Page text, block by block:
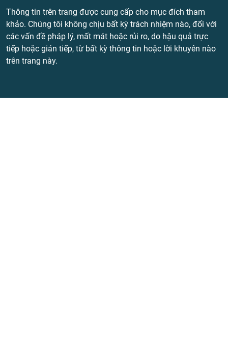
Thông tin trên trang được cung cấp cho mục đích tham
khảo. Chúng tôi không chịu bất kỳ trách nhiệm nào, đối với
các vấn đề pháp lý, mất mát hoặc rủi ro, do hậu quả trực
tiếp hoặc gián tiếp, từ bất kỳ thông tin hoặc lời khuyên nào
trên trang này.